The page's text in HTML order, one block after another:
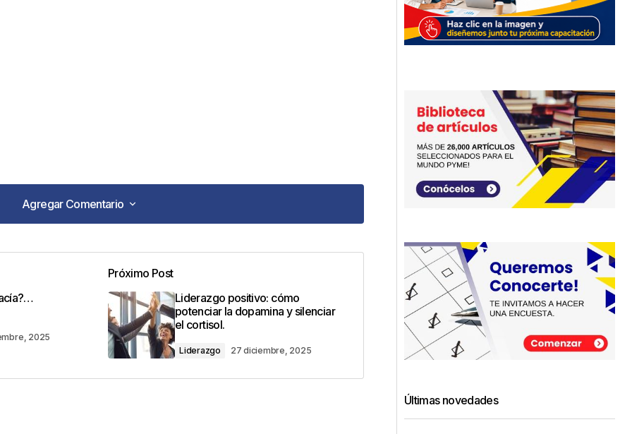
Agregar Comentario
Agregar Comentario
será publicada.
Los campos obligatorios están marcados
2025
Próximo Post
Liderazgo positivo: cómo
potenciar la dopamina y silenciar
el cortisol.
Liderazgo 27 diciembre, 2025
Últimas novedades